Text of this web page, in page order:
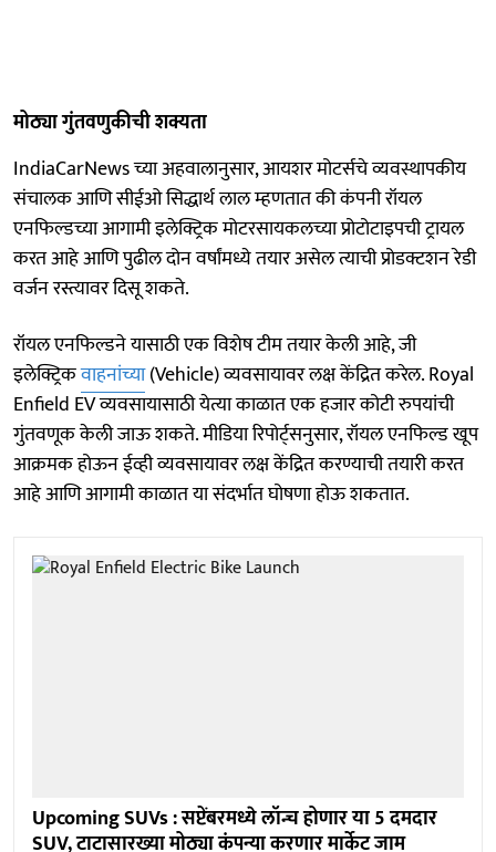
मोठ्या गुंतवणुकीची शक्यता
IndiaCarNews च्या अहवालानुसार, आयशर मोटर्सचे व्यवस्थापकीय
संचालक आणि सीईओ सिद्धार्थ लाल म्हणतात की कंपनी रॉयल
एनफिल्डच्या आगामी इलेक्ट्रिक मोटरसायकलच्या प्रोटोटाइपची ट्रायल
करत आहे आणि पुढील दोन वर्षांमध्ये तयार असेल त्याची प्रोडक्टशन रेडी
वर्जन रस्त्यावर दिसू शकते.
रॉयल एनफिल्डने यासाठी एक विशेष टीम तयार केली आहे, जी
इलेक्ट्रिकवाहनांच्या(Vehicle) व्यवसायावर लक्ष केंद्रित करेल. Royal
Enfield EV व्यवसायासाठी येत्या काळात एक हजार कोटी रुपयांची
गुंतवणूक केली जाऊ शकते. मीडिया रिपोर्ट्सनुसार, रॉयल एनफिल्ड खूप
आक्रमक होऊन ईव्ही व्यवसायावर लक्ष केंद्रित करण्याची तयारी करत
आहे आणि आगामी काळात या संदर्भात घोषणा होऊ शकतात.
Upcoming SUVs : सप्टेंबरमध्ये लॉन्च होणार या 5 दमदार
SUV, टाटासारख्या मोठ्या कंपन्या करणार मार्केट जाम